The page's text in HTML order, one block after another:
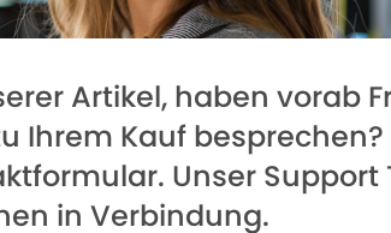
Artikel, haben vorab
Ihrem Kauf besprechen?
Unser
in Verbindung.